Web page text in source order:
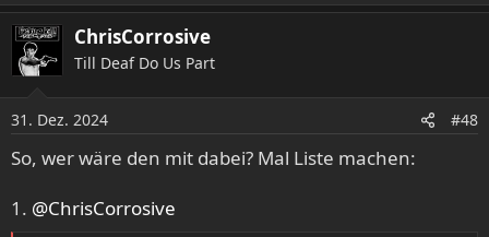
ChrisCorrosive
Till Deaf Do Us Part
31. Dez. 2024 #48
So, wer wäre den mit dabei? Mal Liste machen:
1. @ChrisCorrosive